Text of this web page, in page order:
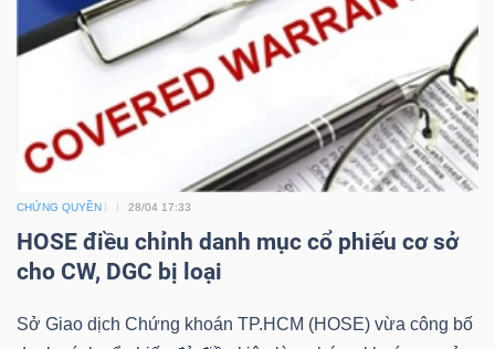
CHỨNG QUYỀN 28/04 17:33
HOSE điều chỉnh danh mục cổ phiếu cơ sở
cho CW, DGC bị loại
Sở Giao dịch Chứng khoán TP.HCM (HOSE) vừa công bố
Ngành
SECTOR
LƯỢNG